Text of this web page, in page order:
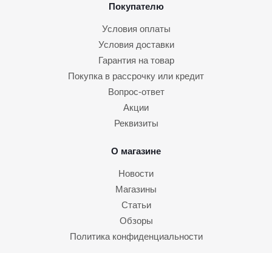
Покупателю
Условия оплаты
Условия доставки
Гарантия на товар
Покупка в рассрочку или кредит
Вопрос-ответ
Акции
Реквизиты
О магазине
Новости
Магазины
Статьи
Обзоры
Политика конфиденциальности